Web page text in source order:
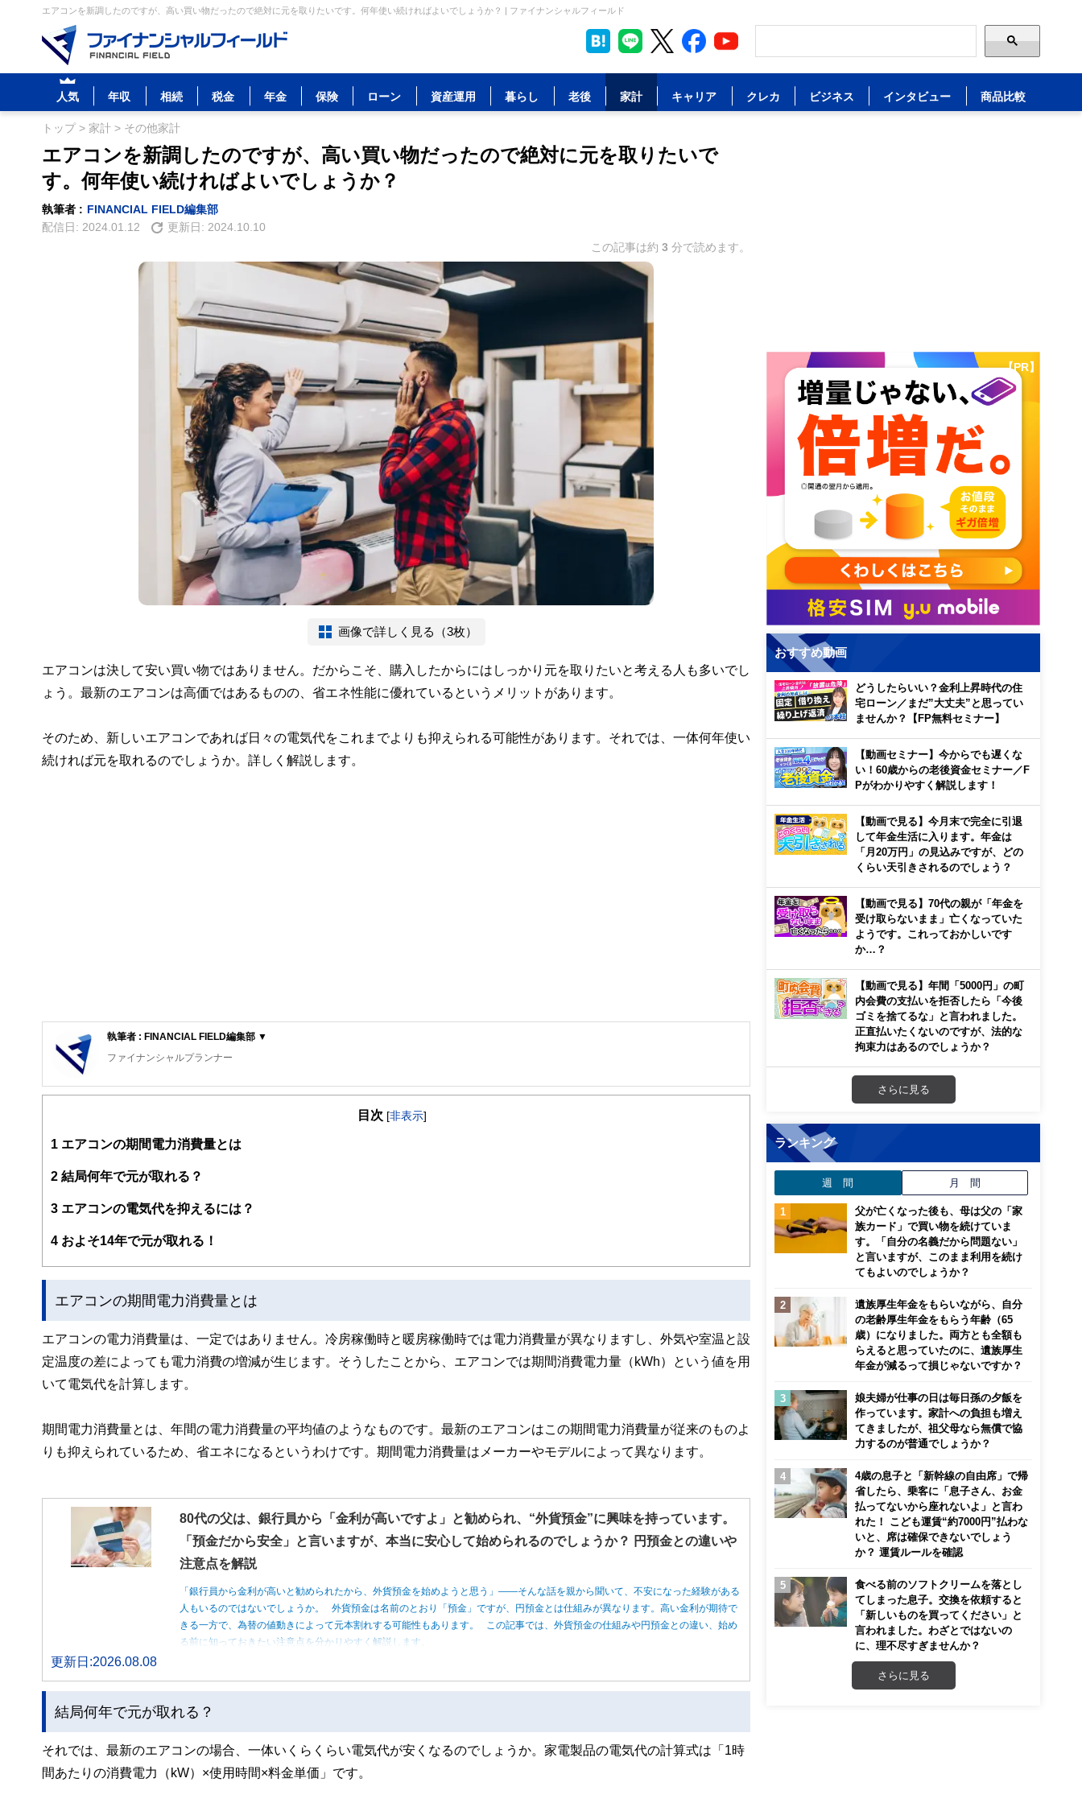
エアコンを新調したのですが、高い買い物だったので絶対に元を取りたいです。何年使い続ければよいでしょうか？ | ファイナンシャルフィールド
人気 年収 相続 税金 年金 保険 ローン 資産運用 暮らし 老後 家計 キャリア クレカ ビジネス インタビュー 商品比較
トップ> 家計 > その他家計
エアコンを新調したのですが、高い買い物だったので絶対に元を取りたいで
す。何年使い続ければよいでしょうか？
執筆者 : FINANCIAL FIELD編集部
配信日: 2024.01.12 更新日: 2024.10.10
この記事は約 3 分で読めます。
画像で詳しく見る（3枚）
エアコンは決して安い買い物ではありません。だからこそ、購入したからにはしっかり元を取りたいと考える人も多いでし
ょう。最新のエアコンは高価ではあるものの、省エネ性能に優れているというメリットがあります。
そのため、新しいエアコンであれば日々の電気代をこれまでよりも抑えられる可能性があります。それでは、一体何年使い
続ければ元を取れるのでしょうか。詳しく解説します。
執筆者 : FINANCIAL FIELD編集部 ▼
ファイナンシャルプランナー
FinancialField編集部は、金融、経済に関する記事を、日々の暮らしにどのような影響を与えるかという視点で、お金の知識がない方でも理解でき
案から記事掲載まですべての工程に関わることで、読者目線のコンテンツを追求しています。
FinancialFieldの特徴は、ファイナンシャルプランナー、弁護士、税理士、宅地建物取引士、相続診断士、住宅ローンアドバイザー、DCプランナ
ー、公認会計士、社会保険労務士、行政書士、投資アナリスト、キャリアコンサルタントなど150名以上の有資格者を執筆者・監修者として迎
と、読み応えのあるコンテンツと確かな情報発信を実現しています。
私たちは、快適でより良い生活のアイデアを提供するお金のコンシェルジュを目指します。
目次 [非表示]
1 エアコンの期間電力消費量とは
2 結局何年で元が取れる？
3 エアコンの電気代を抑えるには？
4 およそ14年で元が取れる！
エアコンの期間電力消費量とは
エアコンの電力消費量は、一定ではありません。冷房稼働時と暖房稼働時では電力消費量が異なりますし、外気や室温と設
定温度の差によっても電力消費の増減が生じます。そうしたことから、エアコンでは期間消費電力量（kWh）という値を用
いて電気代を計算します。
期間電力消費量とは、年間の電力消費量の平均値のようなものです。最新のエアコンはこの期間電力消費量が従来のものよ
りも抑えられているため、省エネになるというわけです。期間電力消費量はメーカーやモデルによって異なります。
80代の父は、銀行員から「金利が高いですよ」と勧められ、“外貨預金”に興味を持っています。
「預金だから安全」と言いますが、本当に安心して始められるのでしょうか？ 円預金との違いや
注意点を解説
「銀行員から金利が高いと勧められたから、外貨預金を始めようと思う」――そんな話を親から聞いて、不安になった経験がある
人もいるのではないでしょうか。 外貨預金は名前のとおり「預金」ですが、円預金とは仕組みが異なります。高い金利が期待で
きる一方で、為替の値動きによって元本割れする可能性もあります。 この記事では、外貨預金の仕組みや円預金との違い、始め
る前に知っておきたい注意点を分かりやすく解説します。
更新日:2026.08.08
結局何年で元が取れる？
それでは、最新のエアコンの場合、一体いくらくらい電気代が安くなるのでしょうか。家電製品の電気代の計算式は「1時
間あたりの消費電力（kW）×使用時間×料金単価」です。
【PR】
おすすめ動画
どうしたらいい？金利上昇時代の住
宅ローン／まだ”大丈夫”と思ってい
ませんか？【FP無料セミナー】
【動画セミナー】今からでも遅くな
い！60歳からの老後資金セミナー／F
Pがわかりやすく解説します！
【動画で見る】今月末で完全に引退
して年金生活に入ります。年金は
「月20万円」の見込みですが、どの
くらい天引きされるのでしょう？
【動画で見る】70代の親が「年金を
受け取らないまま」亡くなっていた
ようです。これっておかしいです
か…？
【動画で見る】年間「5000円」の町
内会費の支払いを拒否したら「今後
ゴミを捨てるな」と言われました。
正直払いたくないのですが、法的な
拘束力はあるのでしょうか？
さらに見る
ランキング
週 間 月 間
父が亡くなった後も、母は父の「家
族カード」で買い物を続けていま
す。「自分の名義だから問題ない」
と言いますが、このまま利用を続け
てもよいのでしょうか？
遺族厚生年金をもらいながら、自分
の老齢厚生年金をもらう年齢（65
歳）になりました。両方とも全額も
らえると思っていたのに、遺族厚生
年金が減るって損じゃないですか？
娘夫婦が仕事の日は毎日孫の夕飯を
作っています。家計への負担も増え
てきましたが、祖父母なら無償で協
力するのが普通でしょうか？
4歳の息子と「新幹線の自由席」で帰
省したら、乗客に「息子さん、お金
払ってないから座れないよ」と言わ
れた！ こども運賃“約7000円”払わな
いと、席は確保できないでしょう
か？ 運賃ルールを確認
食べる前のソフトクリームを落とし
てしまった息子。交換を依頼すると
「新しいものを買ってください」と
言われました。わざとではないの
に、理不尽すぎませんか？
さらに見る